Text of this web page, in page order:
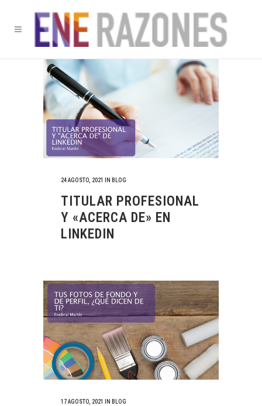
24 AGOSTO, 2021 IN BLOG
TITULAR PROFESIONAL
Y «ACERCA DE» EN
LINKEDIN
17 AGOSTO, 2021 IN BLOG